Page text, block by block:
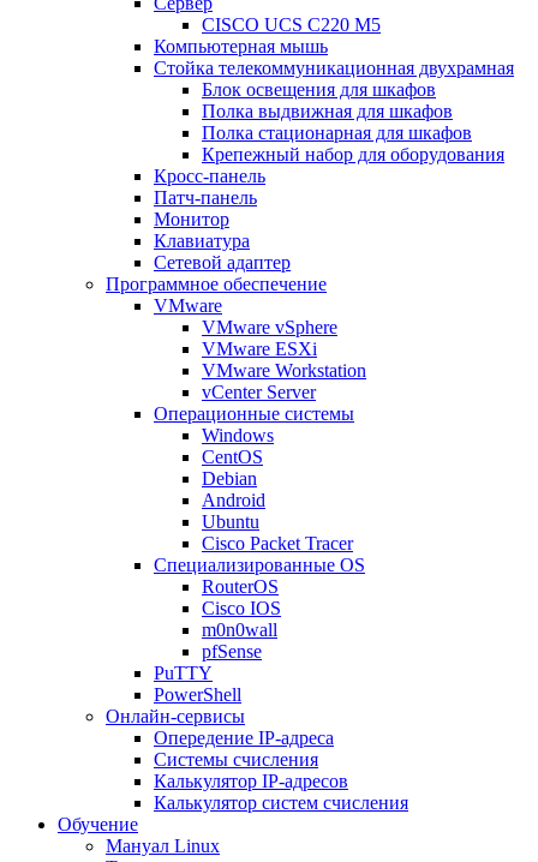
CISCO UCS C220 M5
Компьютерная мышь
Стойка телекоммуникационная двухрамная
Блок освещения для шкафов
Полка выдвижная для шкафов
Полка стационарная для шкафов
Крепежный набор для оборудования
Кросс-панель
Патч-панель
Монитор
Клавиатура
Сетевой адаптер
Программное обеспечение
VMware
VMware vSphere
VMware ESXi
VMware Workstation
vCenter Server
Операционные системы
Windows
CentOS
Debian
Android
Ubuntu
Cisco Packet Tracer
Специализированные OS
RouterOS
Cisco IOS
m0n0wall
pfSense
PuTTY
PowerShell
Онлайн-сервисы
Опередение IP-адреса
Системы счисления
Калькулятор IP-адресов
Калькулятор систем счисления
Обучение
Мануал Linux